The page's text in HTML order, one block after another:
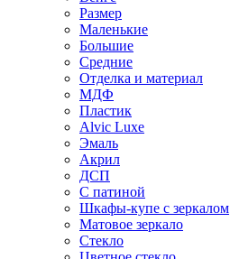
Размер
Маленькие
Большие
Средние
Отделка и материал
МДФ
Пластик
Alvic Luxe
Эмаль
Акрил
ДСП
С патиной
Шкафы-купе с зеркалом
Матовое зеркало
Стекло